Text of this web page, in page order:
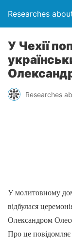
Researches
У Чехії
Researches
У молитовному
відбулася
Олександром
Про це